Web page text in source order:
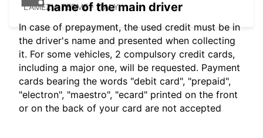
LAMEZIA TERME - ITALY
name of the main driver
In case of prepayment, the used credit must be in
the driver's name and presented when collecting
it. For some vehicles, 2 compulsory credit cards,
including a major one, will be requested. Payment
cards bearing the words "debit card", "prepaid",
"electron", "maestro", "ecard" printed on the front
or on the back of your card are not accepted